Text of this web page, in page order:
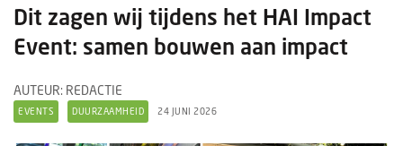
Ondernemen in...
Nieuwe lunchrooms
Dit zagen wij tijdens het HAI Impact
Event: samen bouwen aan impact
AUTEUR: REDACTIE
EVENTS DUURZAAMHEID 24 JUNI 2026